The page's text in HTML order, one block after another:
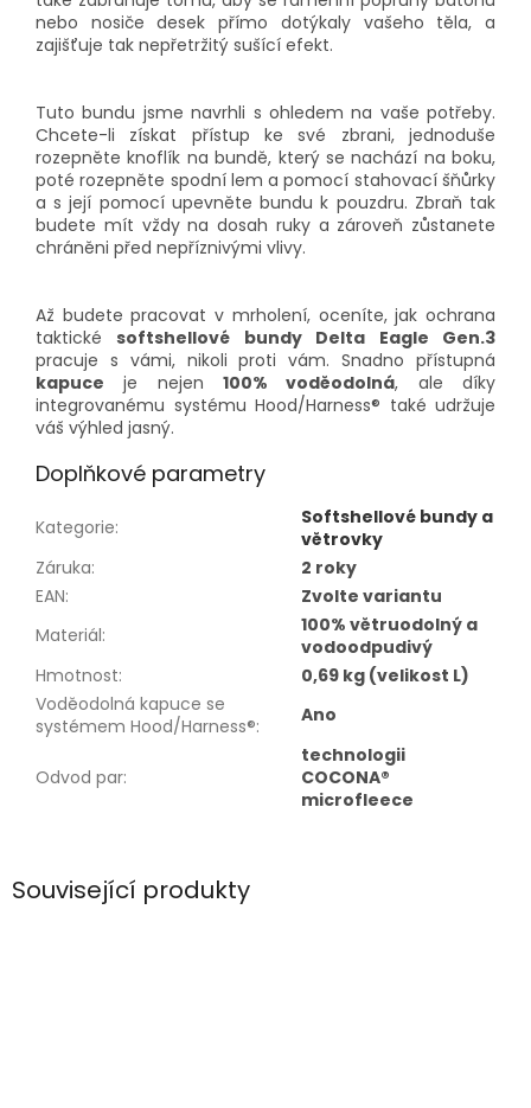
Související produkty
nebo nosiče desek přímo dotýkaly vašeho těla, a
zajišťuje tak nepřetržitý sušící efekt.
Tuto bundu jsme navrhli s ohledem na vaše potřeby.
Chcete-li získat přístup ke své zbrani, jednoduše
rozepněte knoflík na bundě, který se nachází na boku,
poté rozepněte spodní lem a pomocí stahovací šňůrky
a s její pomocí upevněte bundu k pouzdru. Zbraň tak
budete mít vždy na dosah ruky a zároveň zůstanete
chráněni před nepříznivými vlivy.
Až budete pracovat v mrholení, oceníte, jak ochrana
taktickésoftshellové bundy Delta Eagle Gen.3
pracuje s vámi, nikoli proti vám. Snadno přístupná
kapuce je nejen 100% voděodolná, ale díky
integrovanému systému Hood/Harness® také udržuje
váš výhled jasný.
Doplňkové parametry
Kategorie:
Softshellové bundy a
větrovky
Záruka:
2 roky
EAN:
Zvolte variantu
Materiál:
100% větruodolný a
vodoodpudivý
Hmotnost:
0,69 kg (velikost L)
Voděodolná kapuce se
systémem Hood/Harness®: Ano
Odvod par:
technologii
COCONA®
microfleece